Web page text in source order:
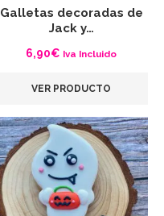
Galletas decoradas de
Jack y…
6,90€ Iva Incluido
VER PRODUCTO